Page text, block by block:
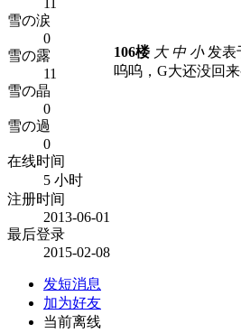
雪の涙
0
雪の露
11
雪の晶
0
雪の過
0
在线时间
5 小时
注册时间
2013-06-01
最后登录
2015-02-08
发短消息
加为好友
当前离线
106楼 大 中 小发表
呜呜，G大还没回